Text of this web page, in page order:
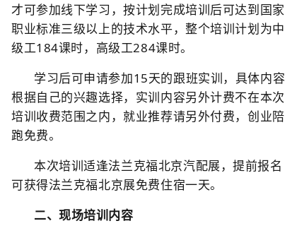
才可参加线下学习，按计划完成培训后可达到国家
职业标准三级以上的技术水平，整个培训计划为中
级工184课时，高级工284课时。
学习后可申请参加15天的跟班实训，具体内容
根据自己的兴趣选择，实训内容另外计费不在本次
培训收费范围之内，就业推荐请另外付费，创业陪
跑免费。
本次培训适逢法兰克福北京汽配展，提前报名
可获得法兰克福北京展免费住宿一天。
二、现场培训内容